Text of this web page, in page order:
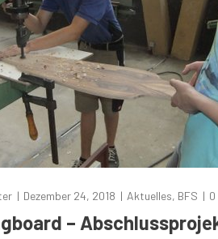
Dezember 24, 2018 Aktuelles, BFS
–